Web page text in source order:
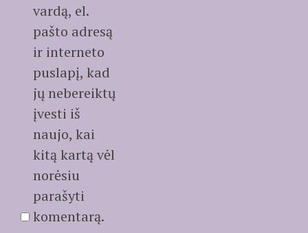
vardą, el.
pašto adresą
ir interneto
puslapį, kad
jų nebereiktų
įvesti iš
naujo, kai
kitą kartą vėl
norėsiu
parašyti
komentarą.